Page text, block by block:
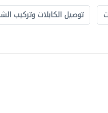
توصيل الكابلات وتركيب